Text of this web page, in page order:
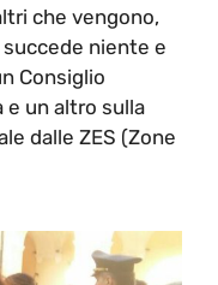
che vengono,
niente e
Consiglio
e un altro sulla
dalle ZES (Zone